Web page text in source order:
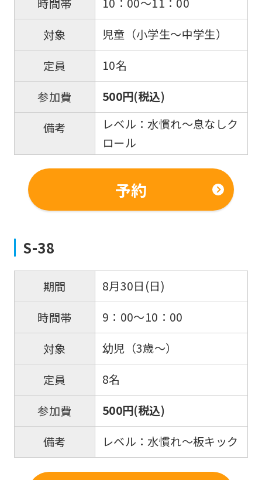
対象
児童（小学生～中学生）
定員
10名
参加費
500円(税込)
備考
レベル：水慣れ～息なしク
ロール
予約
S-38
期間
8月30日(日)
時間帯
9：00～10：00
対象
幼児（3歳～）
定員
8名
参加費
500円(税込)
備考
レベル：水慣れ～板キック
foreigners
Sports
official
website
is
automatically
translated
into
English.
below
(start
automatic
translation)
to
to
the
top
page.
However,